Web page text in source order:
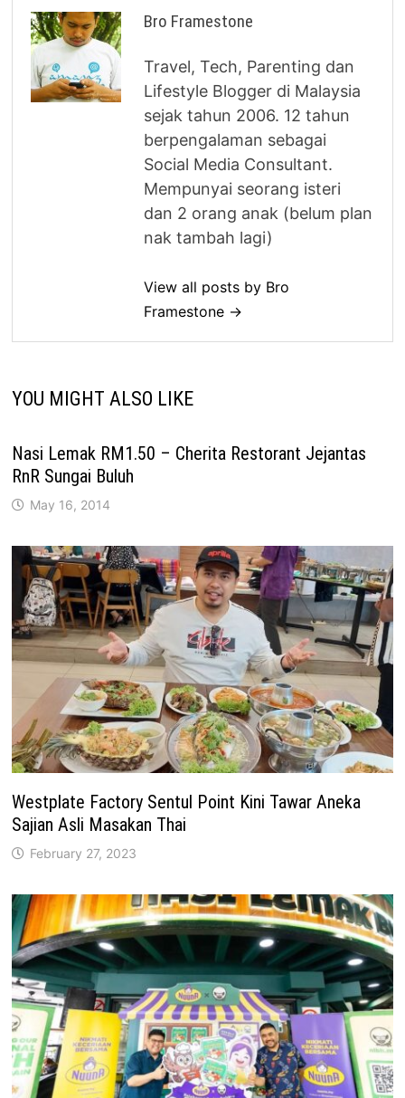
Bro Framestone
Travel, Tech, Parenting dan
Lifestyle Blogger di Malaysia
sejak tahun 2006. 12 tahun
berpengalaman sebagai
Social Media Consultant.
Mempunyai seorang isteri
dan 2 orang anak (belum plan
nak tambah lagi)
View all posts by Bro
Framestone →
YOU MIGHT ALSO LIKE
Nasi Lemak RM1.50 – Cherita Restorant Jejantas
RnR Sungai Buluh
May 16, 2014
Westplate Factory Sentul Point Kini Tawar Aneka
Sajian Asli Masakan Thai
February 27, 2023